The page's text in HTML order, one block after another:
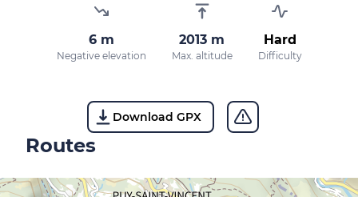
6 m
Negative elevation
2013 m
Max. altitude
Hard
Difficulty
Download GPX
Routes